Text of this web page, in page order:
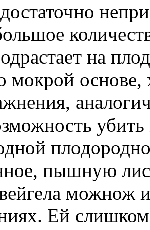
на
мокрой основе,
пышную
можнож
Ей